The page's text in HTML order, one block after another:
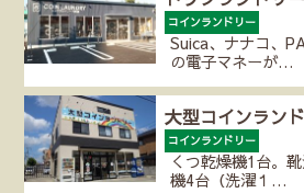
コインランドリー
Suica、ナナコ、
の電子マネーが…
大型コインラン
コインランドリー
くつ乾燥機1台。
機4台（洗濯１…